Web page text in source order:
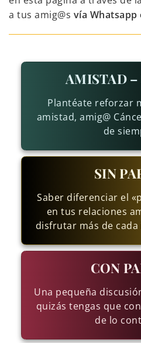
a tus amig@s vía Whatsapp
AMISTAD
Plantéate reforzar
amistad, amig@
de
SIN
Saber diferenciar el
en tus relaciones
disfrutar más de
CON
Una pequeña
quizás tengas que
de lo